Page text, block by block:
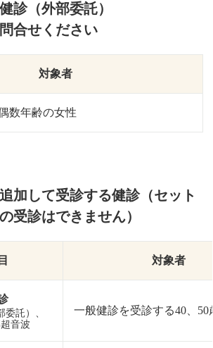
診（外部委託）
合せください
対象者
数年齢の女性
加して受診する健診（セット
受診はできません）
対象者
託）、
音波
一般健診を受診する40、50